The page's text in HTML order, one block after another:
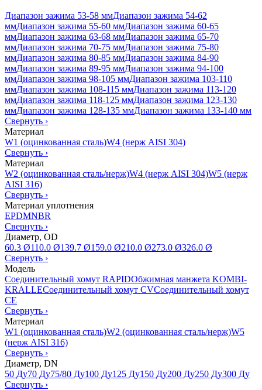
Диапазон зажима 53-58 ммДиапазон зажима 54-62
ммДиапазон зажима 55-60 ммДиапазон зажима 60-65
ммДиапазон зажима 63-68 ммДиапазон зажима 65-70
ммДиапазон зажима 70-75 ммДиапазон зажима 75-80
ммДиапазон зажима 80-85 ммДиапазон зажима 84-90
ммДиапазон зажима 89-95 ммДиапазон зажима 94-100
ммДиапазон зажима 98-105 ммДиапазон зажима 103-110
ммДиапазон зажима 108-115 ммДиапазон зажима 113-120
ммДиапазон зажима 118-125 ммДиапазон зажима 123-130
ммДиапазон зажима 128-135 ммДиапазон зажима 133-140 мм
Свернуть ›
Материал
W1 (оцинкованная сталь)W4 (нерж AISI 304)
Свернуть ›
Материал
W2 (оцинкованная сталь/нерж)W4 (нерж AISI 304)W5 (нерж
AISI 316)
Свернуть ›
Материал уплотнения
EPDMNBR
Свернуть ›
Диаметр, OD
60.3 Ø110.0 Ø139.7 Ø159.0 Ø210.0 Ø273.0 Ø326.0 Ø
Свернуть ›
Модель
Соединительный хомут RAPIDОбжимная манжета KOMBI-
KRALLEСоединительный хомут CVСоединительный хомут
CE
Свернуть ›
Материал
W1 (оцинкованная сталь)W2 (оцинкованная сталь/нерж)W5
(нерж AISI 316)
Свернуть ›
Диаметр, DN
50 Ду70 Ду75/80 Ду100 Ду125 Ду150 Ду200 Ду250 Ду300 Ду
Свернуть ›